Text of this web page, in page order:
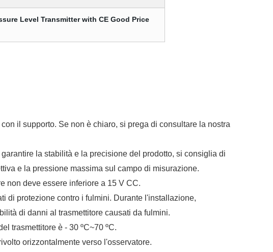
il supporto. Se non è chiaro, si prega di consultare la nostra
la stabilità e la precisione del prodotto, si consiglia di
e la pressione massima sul campo di misurazione.
non deve essere inferiore a 15 V CC.
di protezione contro i fulmini. Durante l'installazione,
di danni al trasmettitore causati da fulmini.
trasmettitore è - 30 ºC~70 ºC.
orizzontalmente verso l'osservatore.